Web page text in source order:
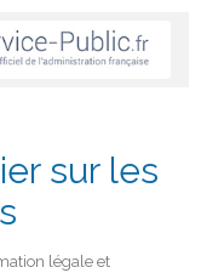
sur les
légale et